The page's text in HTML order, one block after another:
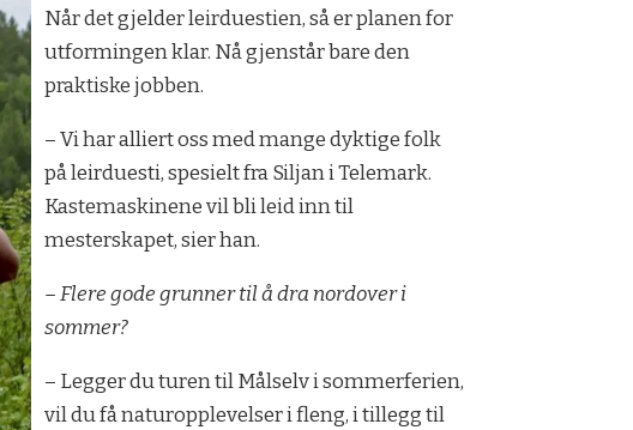
Når det gjelder leirduestien, så er planen for
utformingen klar. Nå gjenstår bare den
praktiske jobben.
– Vi har alliert oss med mange dyktige folk
på leirduesti, spesielt fra Siljan i Telemark.
Kastemaskinene vil bli leid inn til
mesterskapet, sier han.
– Flere gode grunner til å dra nordover i
sommer?
– Legger du turen til Målselv i sommerferien,
vil du få naturopplevelser i fleng, i tillegg til